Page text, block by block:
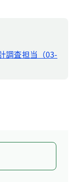
調査担当（03-